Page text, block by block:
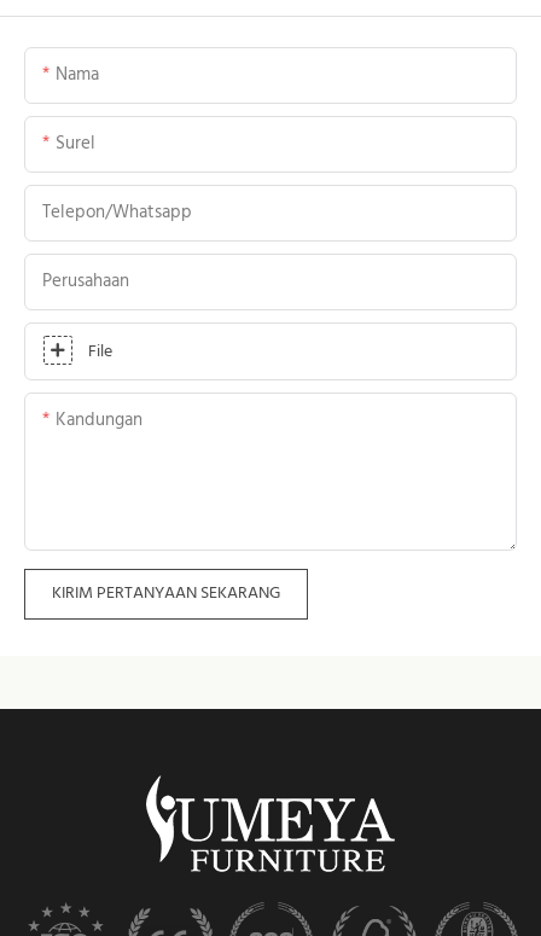
Nama
Surel
Telepon/whatsapp
Perusahaan
File
Kandungan
KIRIM PERTANYAAN SEKARANG